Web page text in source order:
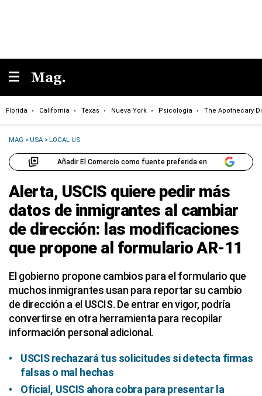
Florida California Texas Nueva York Psicología The Apothecary
MAG >USA >LOCAL US
Añadir El Comercio como fuente preferida en
Alerta, USCIS quiere pedir más
datos de inmigrantes al cambiar
de dirección: las modificaciones
que propone al formulario AR-11
El gobierno propone cambios para el formulario que
muchos inmigrantes usan para reportar su cambio
de dirección a el USCIS. De entrar en vigor, podría
convertirse en otra herramienta para recopilar
información personal adicional.
USCIS rechazará tus solicitudes si detecta firmas
falsas o mal hechas
Oficial, USCIS ahora cobra para presentar la